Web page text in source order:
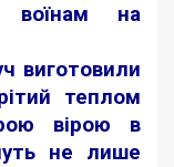
на
виготовили
теплом
вірою в
не лише